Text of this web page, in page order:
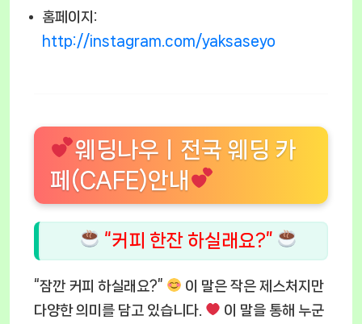
홈페이지:
http://instagram.com/yaksaseyo
웨딩나우ㅣ전국 웨딩 카
페(CAFE)안내
“커피 한잔 하실래요?”
“잠깐 커피 하실래요?”
이 말은 작은 제스처지만
다양한 의미를 담고 있습니다.
이 말을 통해 누군